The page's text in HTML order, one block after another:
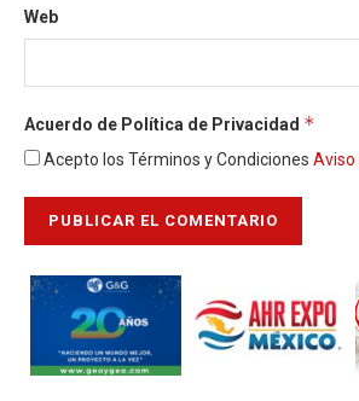
Web
Acuerdo de Política de Privacidad *
Acepto los Términos y Condiciones Aviso